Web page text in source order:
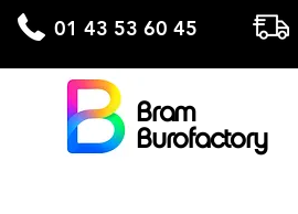
01 43 53 60 45
Bram
Burofactory